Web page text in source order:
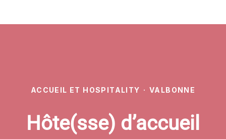
ACCUEIL ET HOSPITALITY · VALBONNE
Hôte(sse) d’accueil